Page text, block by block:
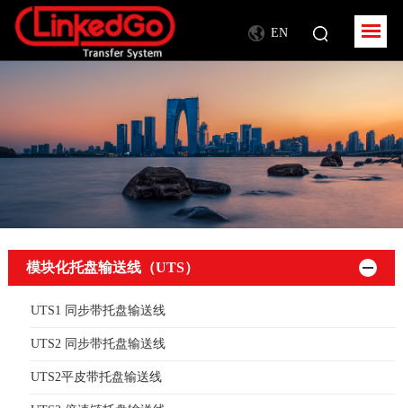
EN
模块化托盘输送线（UTS）
UTS1 同步带托盘输送线
UTS2 同步带托盘输送线
UTS2平皮带托盘输送线